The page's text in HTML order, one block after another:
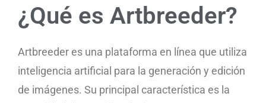
¿Qué es Artbreeder?
Artbreeder es una plataforma en línea que utiliza
inteligencia artificial para la generación y edición
de imágenes. Su principal característica es la